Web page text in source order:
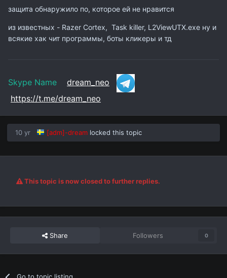
защита обнаружило по, которое ей не нравится
из известных - Razer Cortex, Task killer, L2ViewUTX.exe ну и
всякие хак чит программы, боты кликеры и тд
Skype Name dream_neo
https://t.me/dream_neo
10 yr [adm]-dream locked this topic
This topic is now closed to further replies.
Share Followers 0